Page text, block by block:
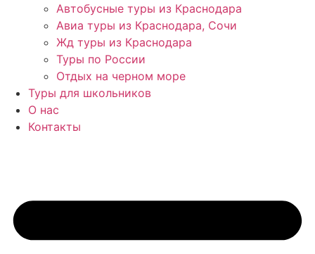
Автобусные туры из Краснодара
Авиа туры из Краснодара, Сочи
Жд туры из Краснодара
Туры по России
Отдых на черном море
Туры для школьников
О нас
Контакты